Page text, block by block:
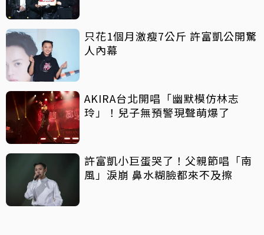
只花1個月激瘦7公斤 許富凱公開驚
人內幕
AKIRA台北開唱「幽默模仿林志
玲」！兒子無預警現聲萌爆了
許富凱小巨蛋哭了！父親節唱「南
風」淚崩 鼻水糊臉都來不及擦